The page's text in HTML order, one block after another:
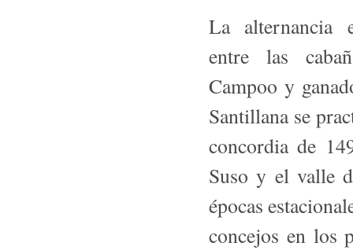
La alternancia
entre las
Campoo y
Santillana se
concordia de
Suso y el valle
épocas
concejos en los